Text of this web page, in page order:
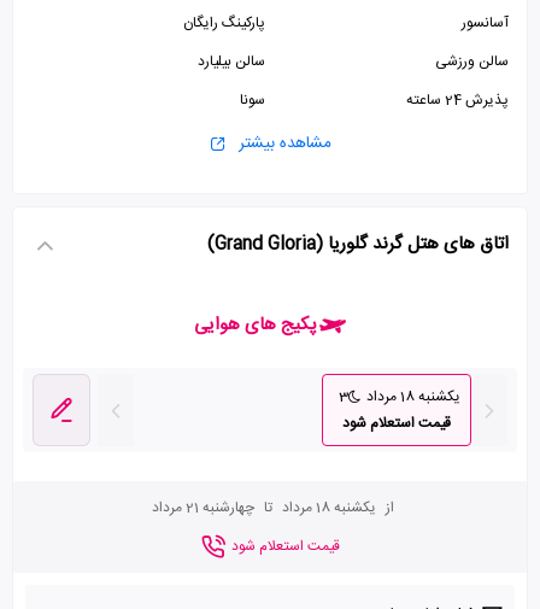
آسانسور
پارکینگ رایگان
سالن ورزشی
سالن بیلیارد
پذیرش 24 ساعته
سونا
ماساژ
مشاهده بیشتر
اتاق های هتل گرند گلوریا (Grand Gloria)
پکیج های هوایی
یکشنبه 18 مرداد
3
قیمت استعلام شود
از یکشنبه 18 مرداد تا چهارشنبه 21 مرداد
قیمت استعلام شود